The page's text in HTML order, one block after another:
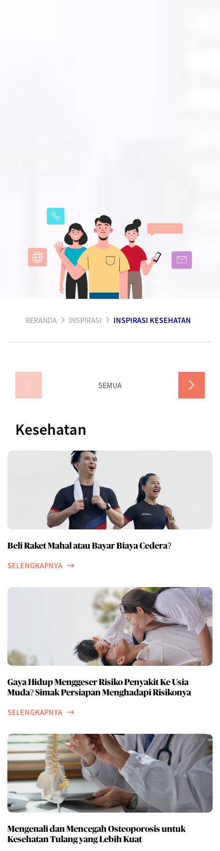
BERANDA INSPIRASI INSPIRASI KESEHATAN
SEMUA
Kesehatan
Beli Raket Mahal atau Bayar Biaya Cedera?
SELENGKAPNYA
Gaya Hidup Menggeser Risiko Penyakit Ke Usia
Muda? Simak Persiapan Menghadapi Risikonya
SELENGKAPNYA
Mengenali dan Mencegah Osteoporosis untuk
Kesehatan Tulang yang Lebih Kuat